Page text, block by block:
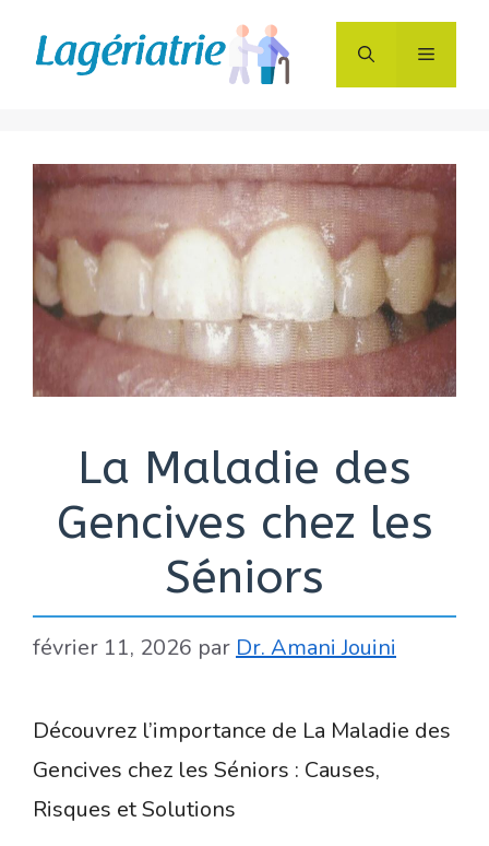
Menu
La Maladie des
Gencives chez les
Séniors
février 11, 2026 par Dr. Amani Jouini
Découvrez l’importance de La Maladie des
Gencives chez les Séniors : Causes,
Risques et Solutions